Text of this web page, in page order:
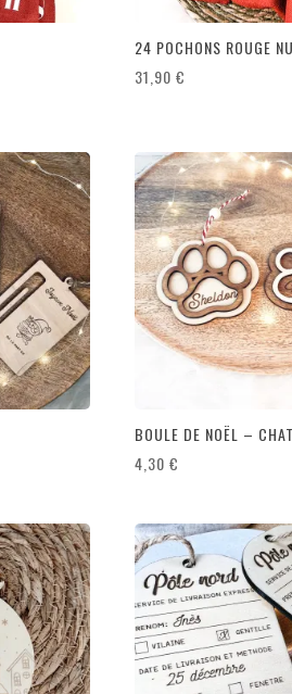
24 POCHONS ROUGE
31,90€
BOULE DE NOËL –
4,30€